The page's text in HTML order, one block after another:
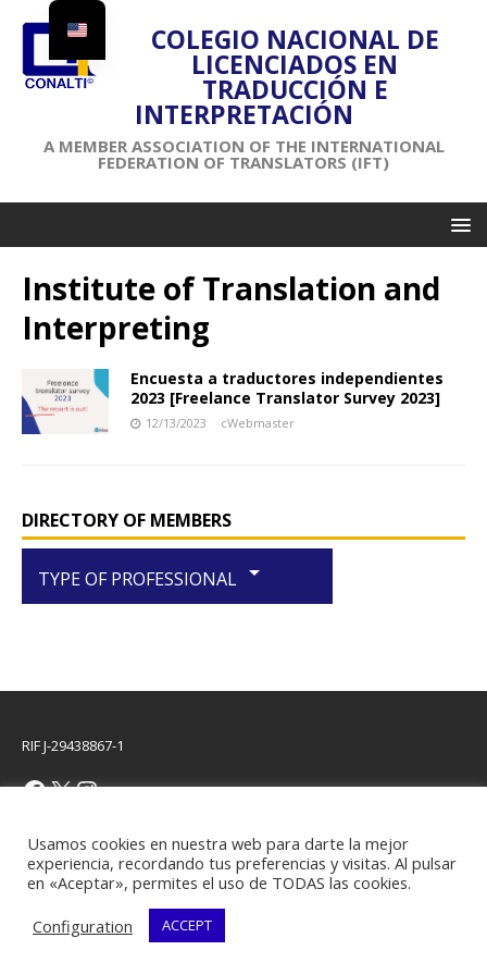
COLEGIO NACIONAL DE
LICENCIADOS EN
TRADUCCIÓN E
INTERPRETACIÓN
A MEMBER ASSOCIATION OF THE INTERNATIONAL
FEDERATION OF TRANSLATORS (IFT)
Institute of Translation and
Interpreting
Encuesta a traductores independientes
2023 [Freelance Translator Survey 2023]
12/13/2023 cWebmaster
DIRECTORY OF MEMBERS
TYPE OF PROFESSIONAL arrow_drop_down
RIF J-29438867-1
Copyright © 2026 | WordPress Theme byMH Themes
Usamos cookies en nuestra web para darte la mejor
experiencia, recordando tus preferencias y visitas. Al pulsar
en «Aceptar», permites el uso de TODAS las cookies.
Configuration
ACCEPT